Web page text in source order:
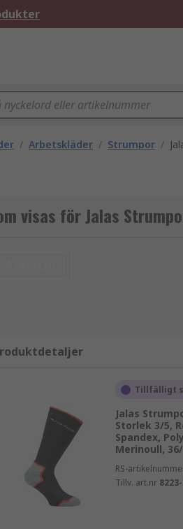
/ Arbetskläder / Strumpor /
visas för Jalas
Tillfälligt
Jalas
Storlek 3/5,
Spandex,
Merinoull,
RS-
Tillv. art.nr